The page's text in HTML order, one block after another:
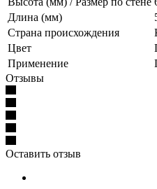
Длина (мм)
Страна происхождения
Цвет
Применение
Отзывы
Оставить отзыв